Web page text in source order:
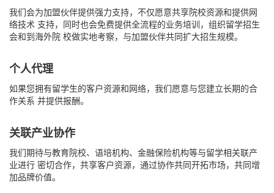
我们会为加盟伙伴提供强力支持，不仅愿意共享院校资源和提供网
络技术 支持，同时也会免费提供全流程的业务培训，组织留学招生
会和到海外院 校做实地考察，与加盟伙伴共同扩大招生规模。
个人代理
如果您拥有留学生的客户资源和网络，我们愿意与您建立长期的合
作关系 并提供报酬。
关联产业协作
我们期待与教育院校、语培机构、金融保险机构等与留学相关联产
业进行 密切合作，共享客户资源，通过协作共同开拓市场，共同增
加品牌价值。